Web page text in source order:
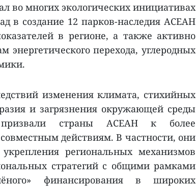
во многих экологических инициативах
в создание 12 парков-наследия АСЕАН
в регионе, а также активно
энергетического перехода, углеродных
изменения климата, стихийных
и загрязнения окружающей среды
призвали страны АСЕАН к более
действиям. В частности, они
региональных механизмов
стратегий с общими рамками
финансирования в широких